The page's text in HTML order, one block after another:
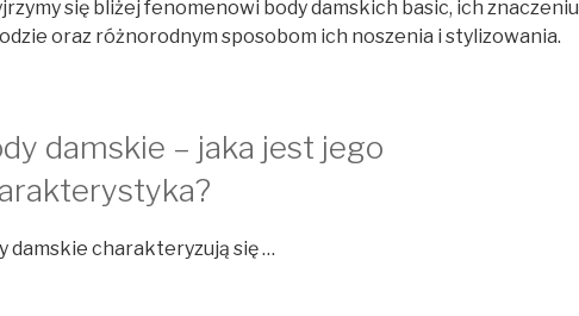
się bliżej fenomenowi body damskich basic, ich znaczeniu
oraz różnorodnym sposobom ich noszenia i stylizowania.
damskie – jaka jest jego
damskie charakteryzują się …